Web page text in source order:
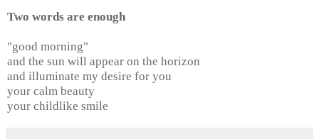
Two words are enough
"good morning"
and the sun will appear on the horizon
and illuminate my desire for you
your calm beauty
your childlike smile